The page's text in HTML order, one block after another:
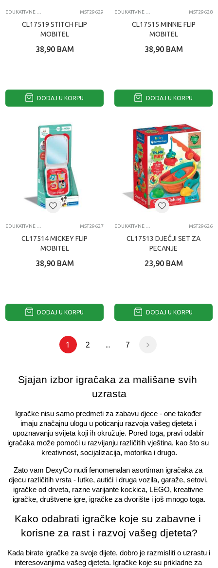
MST29629
CL17519 STITCH FLIP
MOBITEL
38,90 BAM
DODAJ U KORPU
MST29628
CL17515 MINNIE FLIP
MOBITEL
38,90 BAM
DODAJ U KORPU
MST29627
CL17514 MICKEY FLIP
MOBITEL
38,90 BAM
DODAJ U KORPU
MST29626
CL17513 DJEČJI SET ZA
PECANJE
23,90 BAM
DODAJ U KORPU
1 2 ... 7
Sjajan izbor igračaka za mališane svih
uzrasta
Igračke nisu samo predmeti za zabavu djece - one također
imaju značajnu ulogu u poticanju razvoja vašeg djeteta i
upoznavanju svijeta koji ih okružuje. Pored toga, pravi odabir
igračaka može pomoći u razvijanju različitih vještina, kao što su
kreativnost, socijalizacija, motorika i drugo.
Zato vam DexyCo nudi fenomenalan asortiman igračaka za
djecu različitih vrsta - lutke, autići i druga vozila, garaže, setovi,
igračke od drveta, razne varijante kockica, LEGO, kreativne
igračke, društvene igre, igračke za dvorište i još mnogo toga.
Kako odabrati igračke koje su zabavne i
korisne za rast i razvoj vašeg djeteta?
Kada birate igračke za svoje dijete, dobro je razmisliti o uzrastu i
interesovanjima vašeg djeteta. Igračke koje su prikladne za